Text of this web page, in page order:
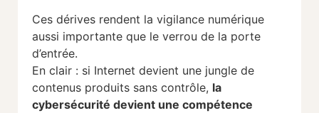
Ces dérives rendent la vigilance numérique
aussi importante que le verrou de la porte
d’entrée.
En clair : si Internet devient une jungle de
contenus produits sans contrôle, la
cybersécurité devient une compétence